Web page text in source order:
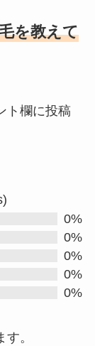
を教えて
ト欄に投稿
0%
0%
0%
0%
0%
。